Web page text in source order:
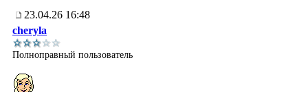
23.04.26 16:48
cheryla
Полноправный пользователь